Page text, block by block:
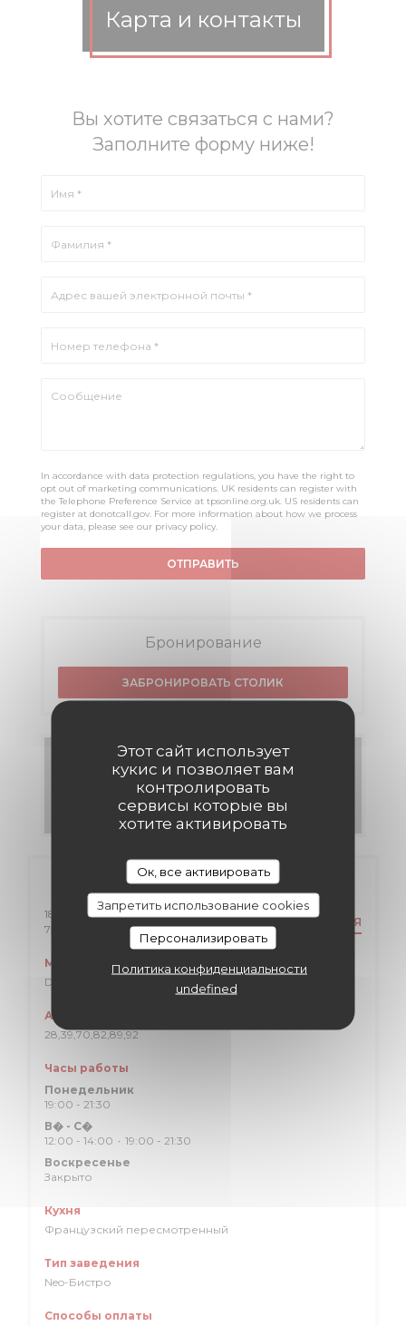
Этот сайт использует
кукис и позволяет вам
контролировать
сервисы которые вы
хотите активировать
Ок, все активировать
Запретить использование cookies
Персонализировать
Политика конфиденциальности
undefined
Карта и контакты
Вы хотите связаться с нами?
Заполните форму ниже!
In accordance with data protection regulations, you have the right to
opt out of marketing communications. UK residents can register with
the Telephone Preference Service at tpsonline.org.uk. US residents can
register at donotcall.gov. For more information about how we process
your data, please see our privacy policy.
Бронирование
ЗАБРОНИРОВАТЬ СТОЛИК
Меню
ОТКРОЙТЕ ДЛЯ СЕБЯ НАШЕ МЕНЮ
Общая информация
18 Rue Mayet
75006 Paris
((открывается в новом окне))КАК ДОБРАТЬСЯ
Метро
Duroc (ligne 10,13)
Автобус
28,39,70,82,89,92
Часы работы
Понедельник
19:00 - 21:30
В� - С�
12:00 - 14:00 • 19:00 - 21:30
Воскресенье
Закрыто
Кухня
Французский пересмотренный
Тип заведения
Neo-Бистро
Способы оплаты